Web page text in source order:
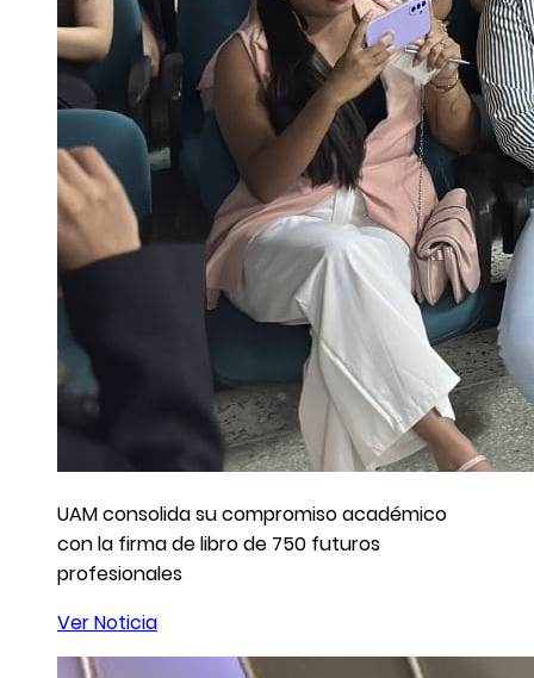
UAM consolida su compromiso académico
con la firma de libro de 750 futuros
profesionales
Ver Noticia